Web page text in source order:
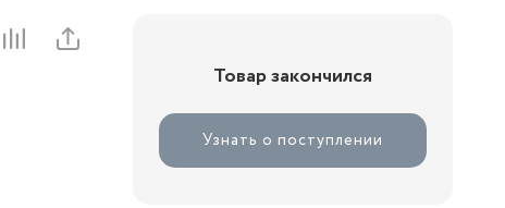
Товар закончился
Узнать о поступлении